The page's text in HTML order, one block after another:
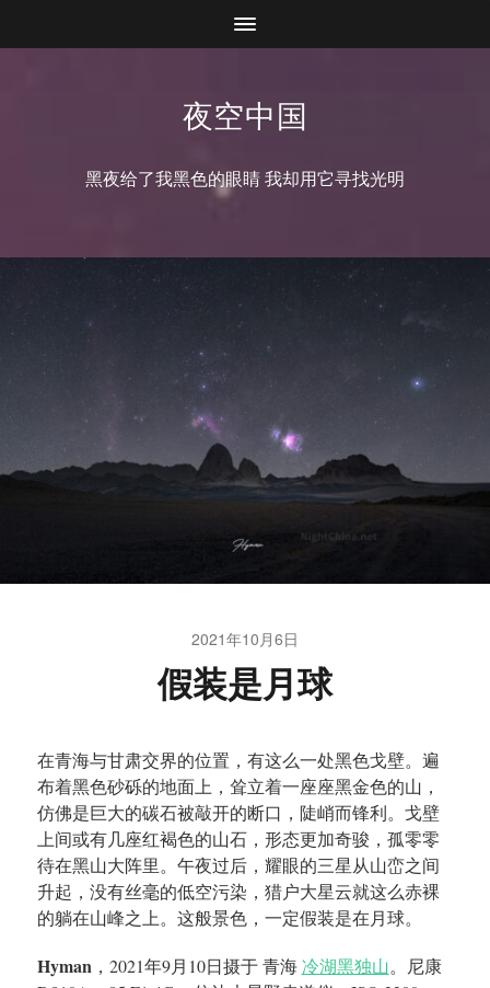
夜空中国
黑夜给了我黑色的眼睛 我却用它寻找光明
2021年10月6日
假装是月球
在青海与甘肃交界的位置，有这么一处黑色戈壁。遍
布着黑色砂砾的地面上，耸立着一座座黑金色的山，
仿佛是巨大的碳石被敲开的断口，陡峭而锋利。戈壁
上间或有几座红褐色的山石，形态更加奇骏，孤零零
待在黑山大阵里。午夜过后，耀眼的三星从山峦之间
升起，没有丝毫的低空污染，猎户大星云就这么赤裸
的躺在山峰之上。这般景色，一定假装是在月球。
Hyman，2021年9月10日摄于 青海冷湖黑独山。尼康